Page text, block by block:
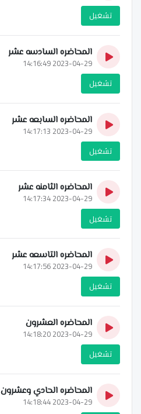
تشغيل
المحاضره السادسه عشر
2023-04-29 14:16:49
تشغيل
المحاضره السابعه عشر
2023-04-29 14:17:13
تشغيل
المحاضره الثامنه عشر
2023-04-29 14:17:34
تشغيل
المحاضره التاسعه عشر
2023-04-29 14:17:56
تشغيل
المحاضره العشرون
2023-04-29 14:18:20
تشغيل
المحاضره الحادي وعشرون
2023-04-29 14:18:44